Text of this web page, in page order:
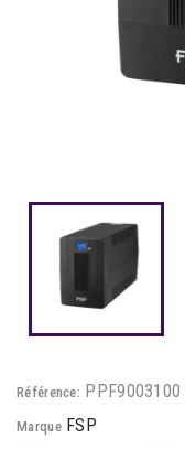
Référence: PPF9003100
Marque FSP